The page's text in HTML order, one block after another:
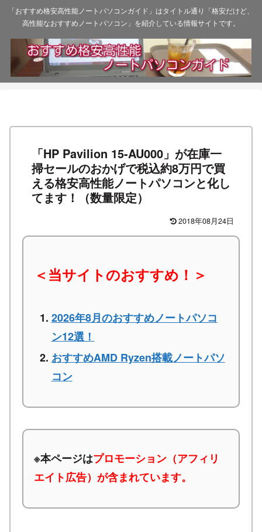
「おすすめ格安高性能ノートパソコンガイド」はタイトル通り「格安だけど、
高性能なおすすめノートパソコン」を紹介している情報サイトです。
「HP Pavilion 15-AU000」が在庫一
掃セールのおかげで税込約8万円で買
える格安高性能ノートパソコンと化し
てます！（数量限定）
2018年08月24日
＜当サイトのおすすめ！＞
2026年8月のおすすめノートパソコ
ン12選！
おすすめAMD Ryzen搭載ノートパソ
コン
※本ページはプロモーション（アフィリ
エイト広告）が含まれています。